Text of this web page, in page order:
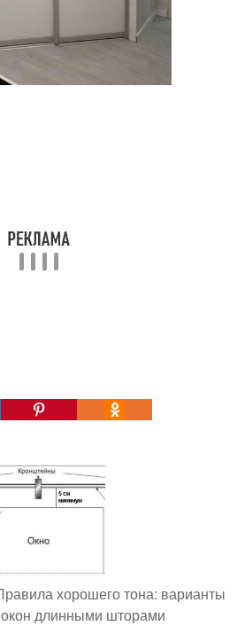
хорошего тона: варианты
длинными шторами